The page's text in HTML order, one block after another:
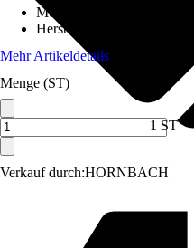
Verkauf durch:HORNBACH
Montageart
Herstellerartikelnummer
Mehr Artikeldetails
Menge (ST)
1 ST